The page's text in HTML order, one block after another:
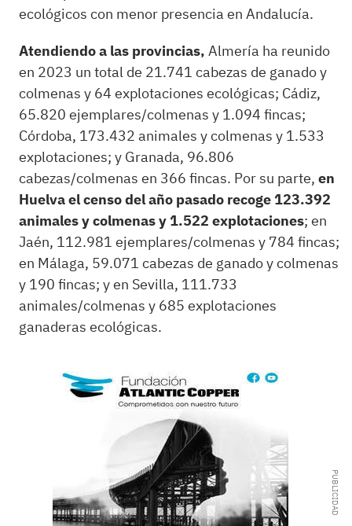
ecológicos con menor presencia en Andalucía.
Atendiendo a las provincias, Almería ha reunido
en 2023 un total de 21.741 cabezas de ganado y
colmenas y 64 explotaciones ecológicas; Cádiz,
65.820 ejemplares/colmenas y 1.094 fincas;
Córdoba, 173.432 animales y colmenas y 1.533
explotaciones; y Granada, 96.806
cabezas/colmenas en 366 fincas. Por su parte,en
Huelva el censo del año pasado recoge 123.392
animales y colmenas y 1.522 explotaciones; en
Jaén, 112.981 ejemplares/colmenas y 784 fincas;
en Málaga, 59.071 cabezas de ganado y colmenas
y 190 fincas; y en Sevilla, 111.733
animales/colmenas y 685 explotaciones
ganaderas ecológicas.